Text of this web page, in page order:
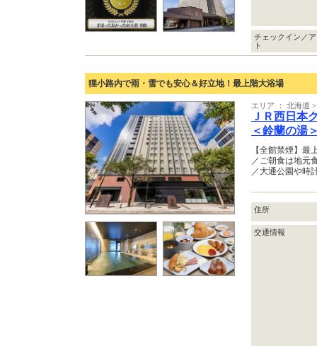
チェックイン／
ト
狸小路内で雨・雪でも安心＆好立地！最上階大浴場
エリア ： 北海道
ＪＲ西日本
＜鈴蘭の湯
【全館禁煙】
／ご朝食は地元
／大通公園や時
住所
交通情報